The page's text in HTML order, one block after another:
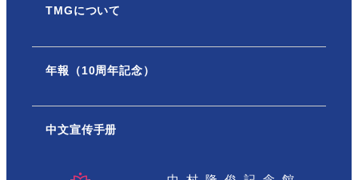
TMGについて
年報（10周年記念）
中文宣传手册